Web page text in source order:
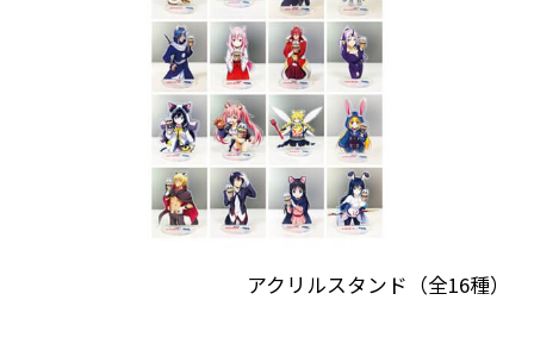
アクリルスタンド（全16種）